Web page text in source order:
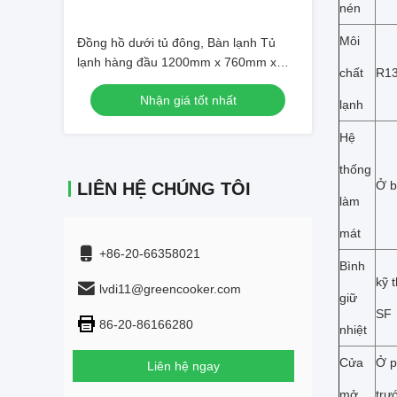
Đồng hồ dưới tủ đông, Bàn lạnh Tủ
lạnh hàng đầu 1200mm x 760mm x
800mm
Nhận giá tốt nhất
LIÊN HỆ CHÚNG TÔI
+86-20-66358021
lvdi11@greencooker.com
86-20-86166280
Liên hệ ngay
nén
Môi
chất
lạnh
Hệ
thống
làm
mát
Ở
Bình
giữ
nhiệt
kỹ
SF
Cửa Ở